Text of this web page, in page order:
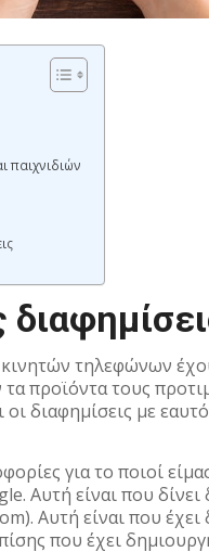
παιχνιδιών
τηλεφώνων
τα προϊόντα τους
διαφημίσεις με
για το ποιοί
Αυτή είναι που
Αυτή είναι που έχει
που έχει